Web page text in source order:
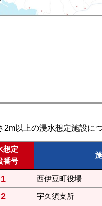
以上の浸水想定施設に
想定
番号
1 西伊豆町役場
2 宇久須支所